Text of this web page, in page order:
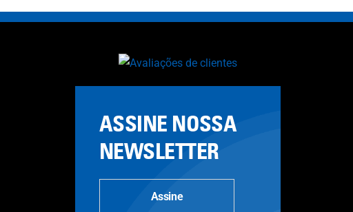
ASSINE NOSSA
NEWSLETTER
Assine